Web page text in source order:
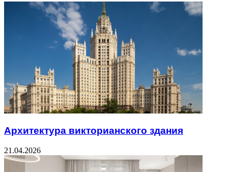
Архитектура викторианского здания
21.04.2026